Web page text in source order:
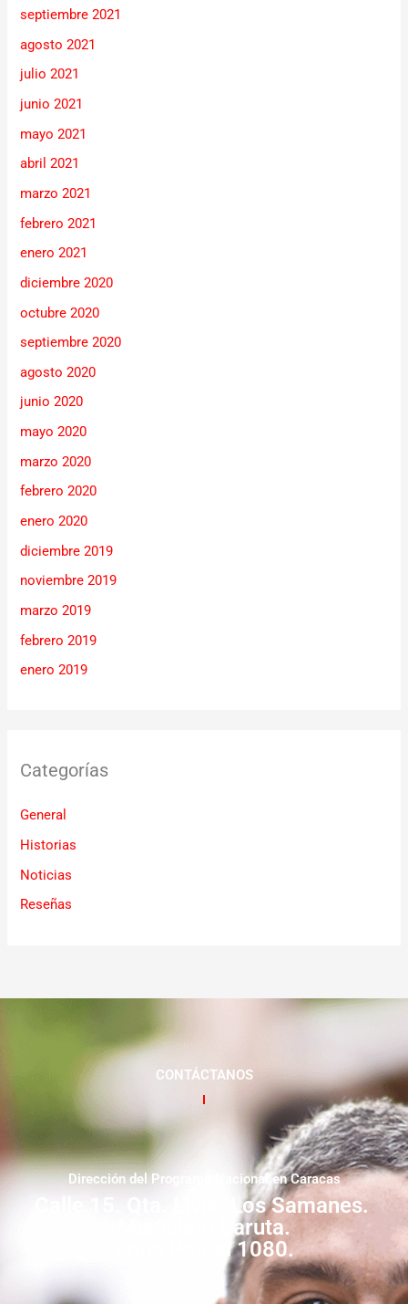
septiembre 2021
agosto 2021
julio 2021
junio 2021
mayo 2021
abril 2021
marzo 2021
febrero 2021
enero 2021
diciembre 2020
octubre 2020
septiembre 2020
agosto 2020
junio 2020
mayo 2020
marzo 2020
febrero 2020
enero 2020
diciembre 2019
noviembre 2019
marzo 2019
febrero 2019
enero 2019
Categorías
General
Historias
Noticias
Reseñas
CONTÁCTANOS
Dirección del Programa Nacional en Caracas
Calle 15. Qta. Livia. Los Samanes.
Municipio Baruta.
Zona Postal 1080.